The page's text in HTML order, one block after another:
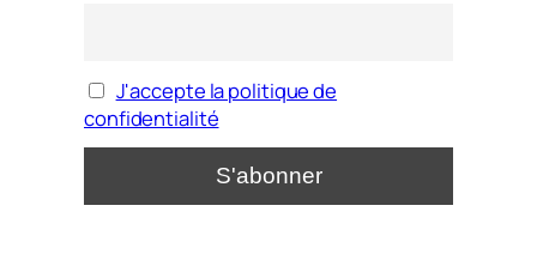
J'accepte la politique de
confidentialité